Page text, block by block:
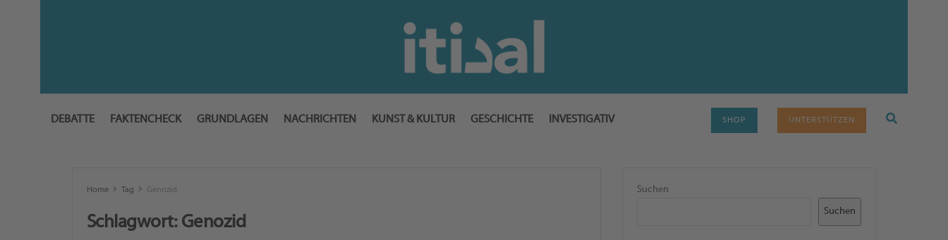
DEBATTE FAKTENCHECK GRUNDLAGEN NACHRICHTEN KUNST & KULTUR GESCHICHTE INVESTIGATIV SHOP UNTERSTÜTZEN
Home Tag Genozid
Schlagwort: Genozid
Suchen
Suchen